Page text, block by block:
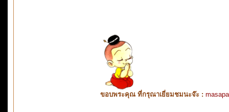
ขอบพระคุณ ที่กรุณาเยี่ยมชมนะจ๊ะ :